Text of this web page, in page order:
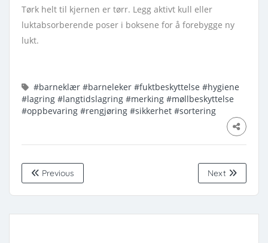
Tørk helt til kjernen er tørr. Legg aktivt kull eller
luktabsorberende poser i boksene for å forebygge ny
lukt.
#barneklær #barneleker #fuktbeskyttelse #hygiene
#lagring #langtidslagring #merking #møllbeskyttelse
#oppbevaring #rengjøring #sikkerhet #sortering
Previous Next